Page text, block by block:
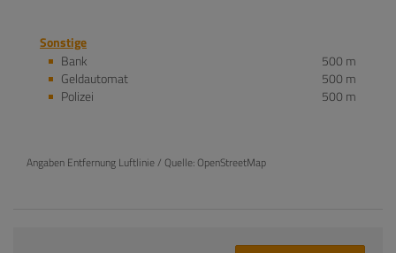
Sonstige
Bank
500 m
Geldautomat
500 m
Polizei
500 m
Angaben Entfernung Luftlinie / Quelle: OpenStreetMap